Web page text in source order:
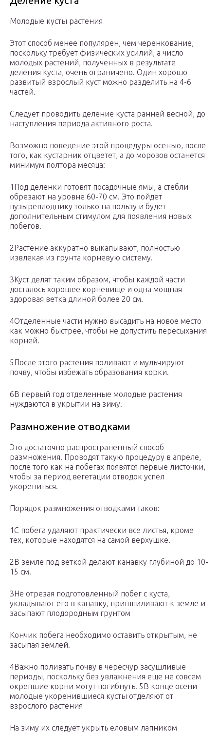
Молодые кусты растения
Этот способ менее популярен, чем черенкование,
поскольку требует физических усилий, а число
молодых растений, полученных в результате
деления куста, очень ограничено. Один хорошо
развитый взрослый куст можно разделить на 4-6
частей.
Следует проводить деление куста ранней весной, до
наступления периода активного роста.
Возможно поведение этой процедуры осенью, после
того, как кустарник отцветет, а до морозов останется
минимум полтора месяца:
1Под деленки готовят посадочные ямы, а стебли
обрезают на уровне 60-70 см. Это пойдет
пузыреплоднику только на пользу и будет
дополнительным стимулом для появления новых
побегов.
2Растение аккуратно выкапывают, полностью
извлекая из грунта корневую систему.
3Куст делят таким образом, чтобы каждой части
досталось хорошее корневище и одна мощная
здоровая ветка длиной более 20 см.
4Отделенные части нужно высадить на новое место
как можно быстрее, чтобы не допустить пересыхания
корней.
5После этого растения поливают и мульчируют
почву, чтобы избежать образования корки.
6В первый год отделенные молодые растения
нуждаются в укрытии на зиму.
Размножение отводками
Это достаточно распространенный способ
размножения. Проводят такую процедуру в апреле,
после того как на побегах появятся первые листочки,
чтобы за период вегетации отводок успел
укорениться.
Порядок размножения отводками таков:
1С побега удаляют практически все листья, кроме
тех, которые находятся на самой верхушке.
2В земле под веткой делают канавку глубиной до 10-
15 см.
3Не отрезая подготовленный побег с куста,
укладывают его в канавку, пришпиливают к земле и
засыпают плодородным грунтом
Кончик побега необходимо оставить открытым, не
засыпая землей.
4Важно поливать почву в чересчур засушливые
периоды, поскольку без увлажнения еще не совсем
окрепшие корни могут погибнуть. 5В конце осени
молодые укоренившиеся кусты отделяют от
взрослого растения
На зиму их следует укрыть еловым лапником